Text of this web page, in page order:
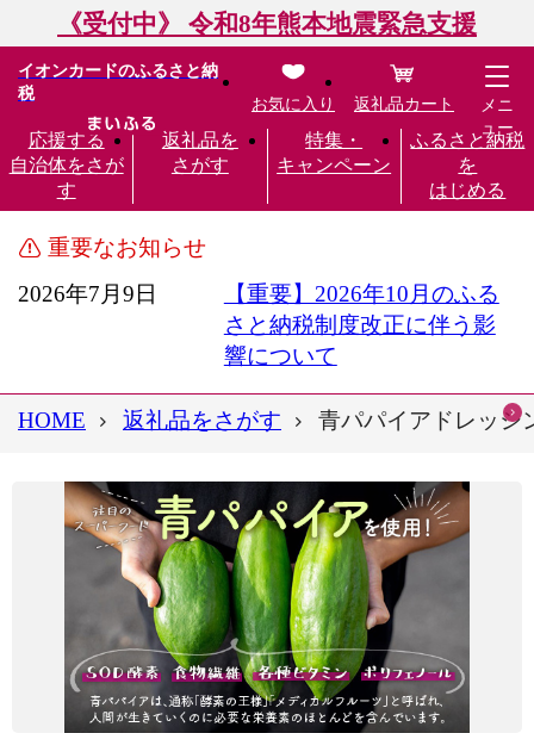
《受付中》 令和8年熊本地震緊急支援
イオンカードのふるさと納
税
応援する
自治体をさが
す
返礼品を
さがす
特集・
キャンペーン
ふるさと納税
を
はじめる
お気に入り 返礼品カート
メニ
ュー
重要なお知らせ
2026年7月9日
【重要】2026年10月のふる
さと納税制度改正に伴う影
響について
HOME 返礼品をさがす 青パパイアドレッシ